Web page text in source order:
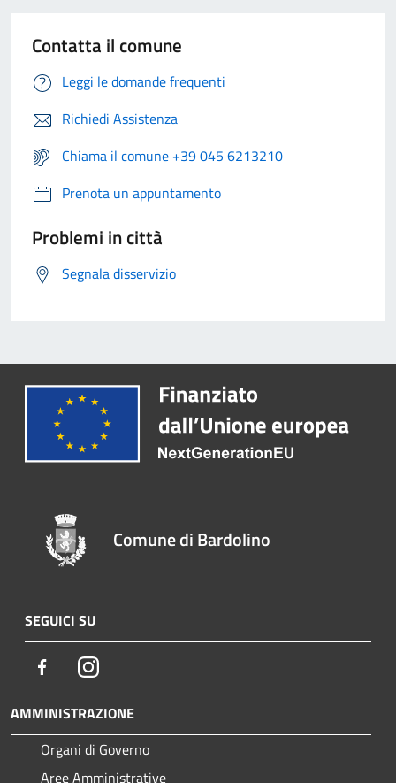
Contatta il comune
Leggi le domande frequenti
Richiedi Assistenza
Chiama il comune +39 045 6213210
Prenota un appuntamento
Problemi in città
Segnala disservizio
Comune di Bardolino
SEGUICI SU
FacebookInstagram
AMMINISTRAZIONE
Organi di Governo
Aree Amministrative